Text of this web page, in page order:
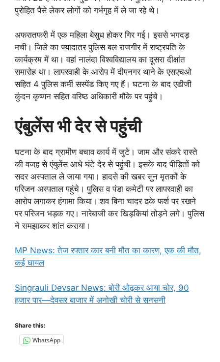
पुरोहित पैसे लेकर लोगों को गर्भगृह में ले जा रहे थे।
अफरातफरी में एक महिला बेसुध होकर गिर गई। इससे भगदड़
मची। जिले का ज्यादातर पुलिस बल राजगीर में राष्ट्रपति के
कार्यक्रम में था। वहां नालंदा विश्वविद्यालय का दूसरा दीक्षांत
समारोह था। लापरवाही के आरोप में दीपनगर थाने के एसएचओ
सहित 4 पुलिस कर्मी सस्पेंड किए गए हैं। घटना के बाद एडीजी
कुंदन कृष्णन सहित वरिष्ठ अधिकारी मौके पर पहुंचे।
एंबुलेंस भी देर से पहुंची
घटना के बाद ग्रामीण बचाव कार्य में जुटे। जाम और संकरे रास्ते
की वजह से एंबुलेंस आधे घंटे देर से पहुंची। इसके बाद पीड़ितों को
सदर अस्पताल ले जाया गया। हादसे की खबर सुन मृतकों के
परिजन अस्पताल पहुंचे। पुलिस व पंडा कमेटी पर लापरवाही का
आरोप लगाकर हंगामा किया। शव बिना चादर ढके फर्श पर रखने
पर परिजन भड़क गए। नारेबाजी कर खिड़कियां तोड़ने लगे। पुलिस
ने समझाकर शांत कराया।
MP News: तेज रफ्तार कार बनी मौत का कारण, एक की मौत,
कई घायल
Singrauli Devsar News: बोरी ओढ़कर आया चोर, 90
हजार पार—देवसर बाजार में अनोखी चोरी से सनसनी
Share this:
WhatsApp